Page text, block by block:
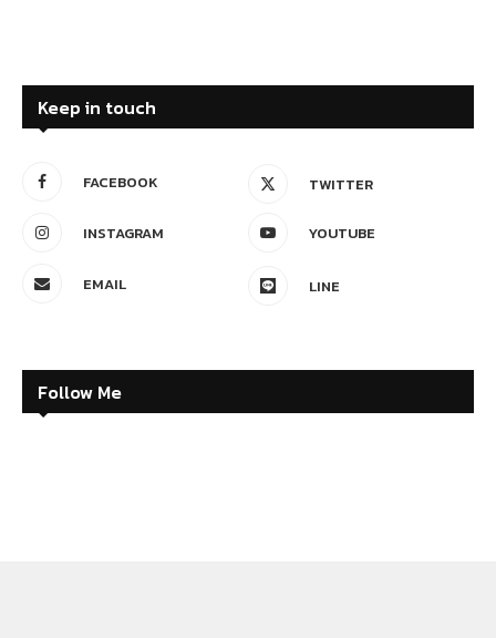
Keep in touch
FACEBOOK TWITTER
INSTAGRAM YOUTUBE
EMAIL LINE
Follow Me